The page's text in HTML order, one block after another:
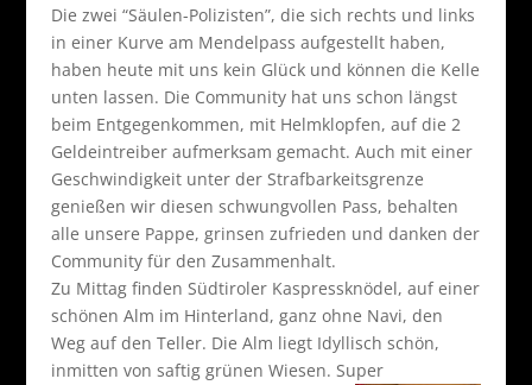
Die zwei “Säulen-Polizisten”, die sich rechts und links
in einer Kurve am Mendelpass aufgestellt haben,
haben heute mit uns kein Glück und können die Kelle
unten lassen. Die Community hat uns schon längst
beim Entgegenkommen, mit Helmklopfen, auf die 2
Geldeintreiber aufmerksam gemacht. Auch mit einer
Geschwindigkeit unter der Strafbarkeitsgrenze
genießen wir diesen schwungvollen Pass, behalten
alle unsere Pappe, grinsen zufrieden und danken der
Community für den Zusammenhalt.
Zu Mittag finden Südtiroler Kaspressknödel, auf einer
schönen Alm im Hinterland, ganz ohne Navi, den
Weg auf den Teller. Die Alm liegt Idyllisch schön,
inmitten von saftig grünen Wiesen. Super